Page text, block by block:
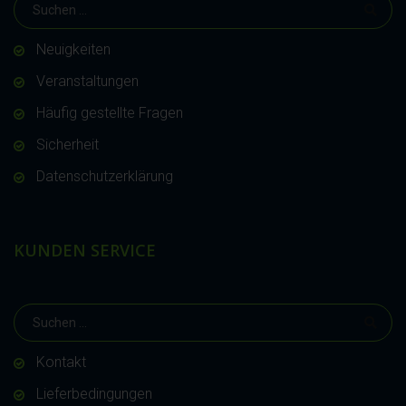
Neuigkeiten
Veranstaltungen
Häufig gestellte Fragen
Sicherheit
Datenschutzerklärung
KUNDEN SERVICE
Kontakt
Lieferbedingungen